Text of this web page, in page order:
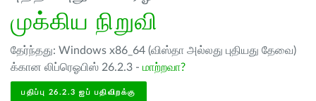
முக்கிய நிறுவி
தேர்ந்தது: Windows x86_64 (விஸ்தா அல்லது புதியது தேவை)
க்கான லிப்ரெஓபிஸ் 26.2.3 - மாற்றவா?
பதிப்பு 26.2.3 ஐப் பதிவிறக்கு